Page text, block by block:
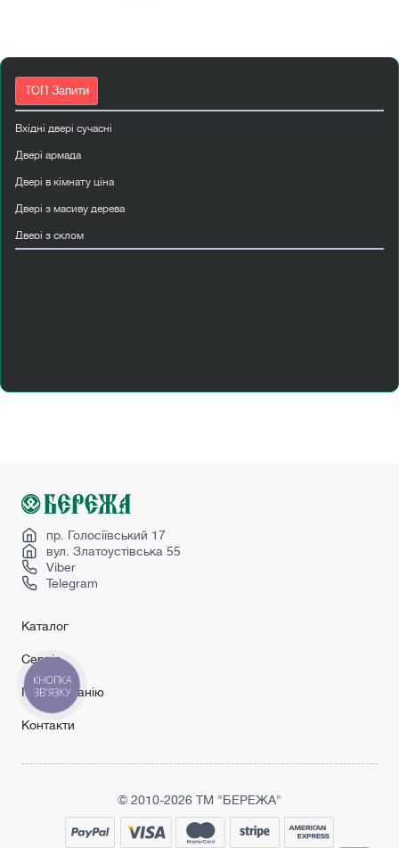
ТОП Запити
Вхідні двері сучасні
Двері армада
Двері в кімнату ціна
Двері з масиву дерева
Двері з склом
Купити міжкімнатні двері зі складу
Перегородка лофт
Скляні двері міжкімнатні
пр. Голосіївський 17
вул. Златоустівська 55
Viber
Telegram
Каталог
Сервіс
Про компанію
Контакти
© 2010-2026 ТМ "БЕРЕЖА"
КНОПКА
ЗВ'ЯЗКУ